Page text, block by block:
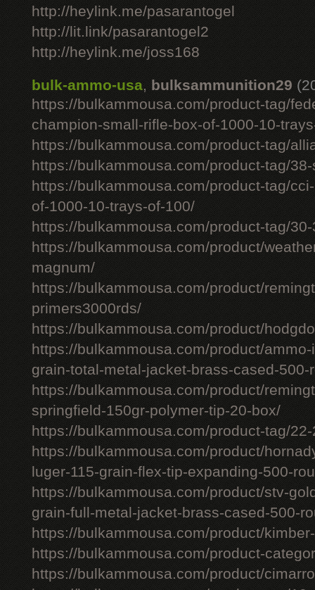
http://heylink.me/pasarantogel
http://lit.link/pasarantogel2
http://heylink.me/joss168
bulk-ammo-usa, bulksammunition29
https://bulkammousa.com/product-tag/
champion-small-rifle-box-of-1000-10-
https://bulkammousa.com/product-tag/
https://bulkammousa.com/product-tag/
https://bulkammousa.com/product-tag/
of-1000-10-trays-of-100/
https://bulkammousa.com/product-tag/
https://bulkammousa.com/product/
magnum/
https://bulkammousa.com/product/
primers3000rds/
https://bulkammousa.com/product/
https://bulkammousa.com/product/
grain-total-metal-jacket-brass-cased-500-
https://bulkammousa.com/product/
springfield-150gr-polymer-tip-20-box/
https://bulkammousa.com/product-tag/
https://bulkammousa.com/product/
luger-115-grain-flex-tip-expanding-500-
https://bulkammousa.com/product/stv-
grain-full-metal-jacket-brass-cased-500-
https://bulkammousa.com/product/
https://bulkammousa.com/product-
https://bulkammousa.com/product/